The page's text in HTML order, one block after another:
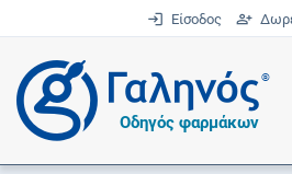
Είσοδος
®
Οδηγός φαρμάκων